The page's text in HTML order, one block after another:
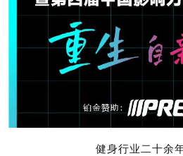
健身行业二十余